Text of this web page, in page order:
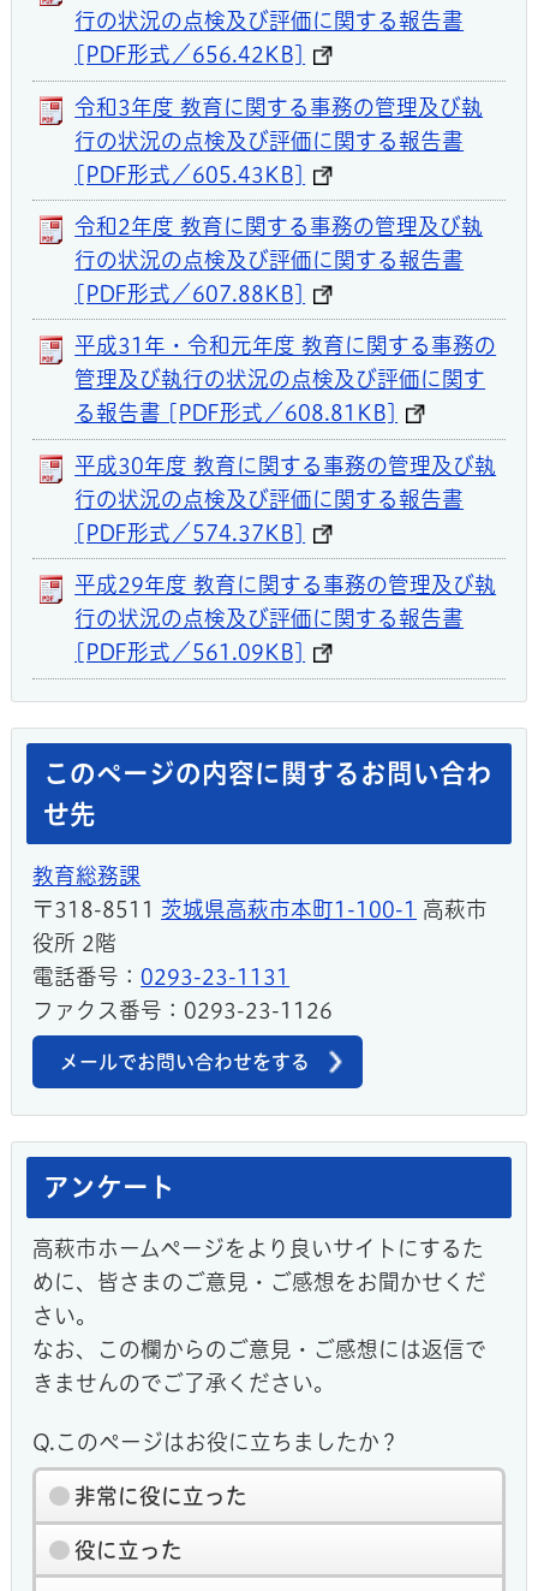
行の状況の点検及び評価に関する報告書
[PDF形式／656.42KB]
令和3年度 教育に関する事務の管理及び執
行の状況の点検及び評価に関する報告書
[PDF形式／605.43KB]
令和2年度 教育に関する事務の管理及び執
行の状況の点検及び評価に関する報告書
[PDF形式／607.88KB]
平成31年・令和元年度 教育に関する事務の
管理及び執行の状況の点検及び評価に関す
る報告書 [PDF形式／608.81KB]
平成30年度 教育に関する事務の管理及び執
行の状況の点検及び評価に関する報告書
[PDF形式／574.37KB]
平成29年度 教育に関する事務の管理及び執
行の状況の点検及び評価に関する報告書
[PDF形式／561.09KB]
このページの内容に関するお問い合わ
せ先
教育総務課
〒318-8511 茨城県高萩市本町1-100-1
高萩市
役所 2階
電話番号： 0293-23-1131
ファクス番号：0293-23-1126
メールでお問い合わせをする
アンケート
高萩市ホームページをより良いサイトにするた
めに、皆さまのご意見・ご感想をお聞かせくだ
さい。
なお、この欄からのご意見・ご感想には返信で
きませんのでご了承ください。
Q.このページはお役に立ちましたか？
非常に役に立った
役に立った